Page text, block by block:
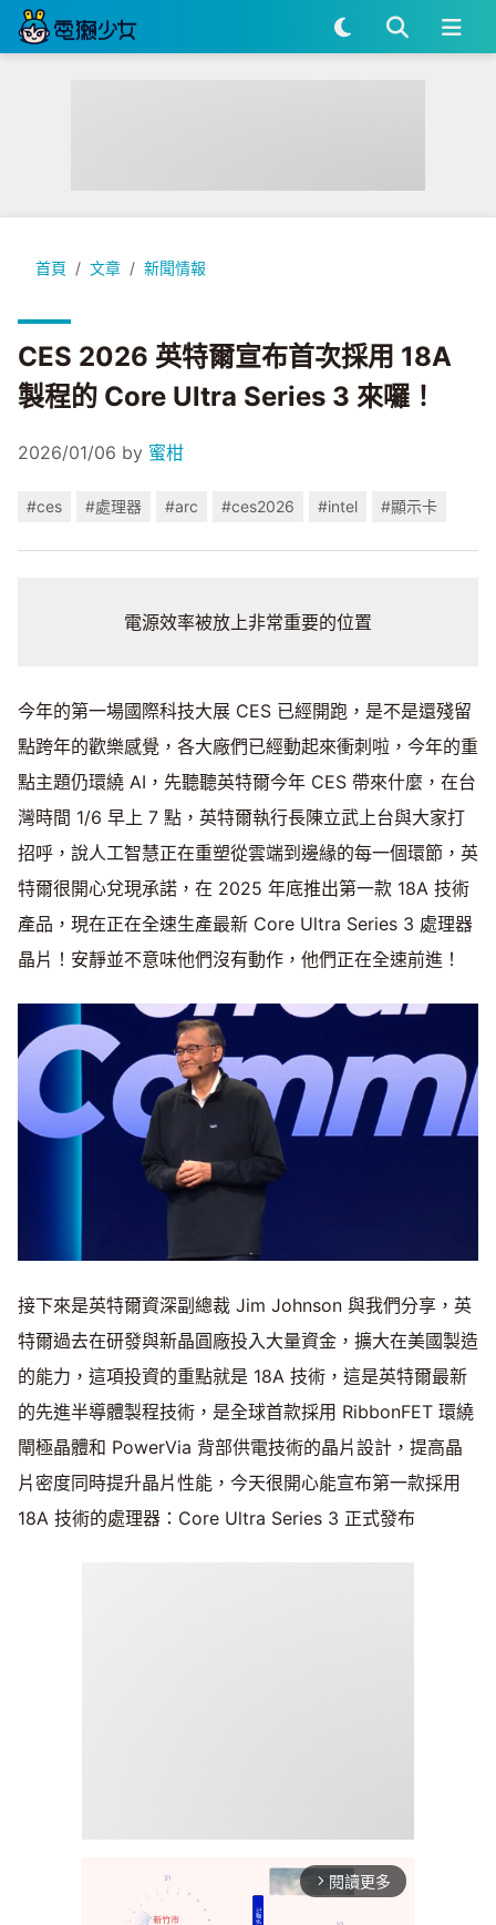
首頁 文章 新聞情報
CES 2026 英特爾宣布首次採用 18A 製程的 Core Ultra Series
CES 2026 英特爾宣布首次採用 18A
製程的 Core Ultra Series 3 來囉！
2026/01/06 by 蜜柑
#ces #處理器 #arc #ces2026 #intel #顯示卡
電源效率被放上非常重要的位置
今年的第一場國際科技大展 CES 已經開跑，是不是還殘留
點跨年的歡樂感覺，各大廠們已經動起來衝刺啦，今年的重
點主題仍環繞 AI，先聽聽英特爾今年 CES 帶來什麼，在台
灣時間 1/6 早上 7 點，英特爾執行長陳立武上台與大家打
招呼，說人工智慧正在重塑從雲端到邊緣的每一個環節，英
特爾很開心兌現承諾，在 2025 年底推出第一款 18A 技術
產品，現在正在全速生產最新 Core Ultra Series 3 處理器
晶片！安靜並不意味他們沒有動作，他們正在全速前進！
接下來是英特爾資深副總裁 Jim Johnson 與我們分享，英
特爾過去在研發與新晶圓廠投入大量資金，擴大在美國製造
的能力，這項投資的重點就是 18A 技術，這是英特爾最新
的先進半導體製程技術，是全球首款採用 RibbonFET 環繞
閘極晶體和 PowerVia 背部供電技術的晶片設計，提高晶
片密度同時提升晶片性能，今天很開心能宣布第一款採用
18A 技術的處理器：Core Ultra Series 3 正式發布
arrow_forward_ios 閱讀更多